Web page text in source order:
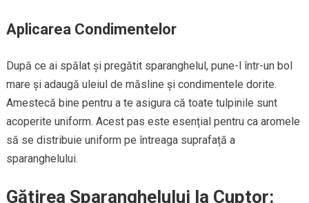
Aplicarea Condimentelor
După ce ai spălat și pregătit sparanghelul, pune-l într-un bol
mare și adaugă uleiul de măsline și condimentele dorite.
Amestecă bine pentru a te asigura că toate tulpinile sunt
acoperite uniform. Acest pas este esențial pentru ca aromele
să se distribuie uniform pe întreaga suprafață a
sparanghelului.
Gătirea Sparanghelului la Cuptor: